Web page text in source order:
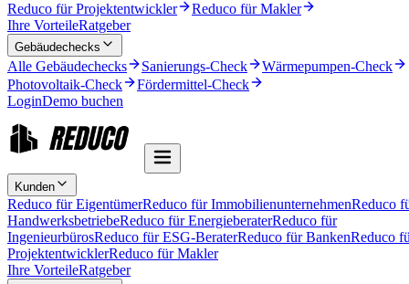
Reduco für Projektentwickler
Reduco für Makler
Ihre VorteileRatgeber
Gebäudechecks
Alle Gebäudechecks Sanierungs-Check
Wärmepumpen-Check
Photovoltaik-Check
Fördermittel-Check
LoginDemo buchen
Kunden
Reduco für EigentümerReduco für ImmobilienunternehmenReduco
HandwerksbetriebeReduco für EnergieberaterReduco für
IngenieurbürosReduco für ESG-BeraterReduco für BankenReduco
ProjektentwicklerReduco für Makler
Ihre VorteileRatgeber